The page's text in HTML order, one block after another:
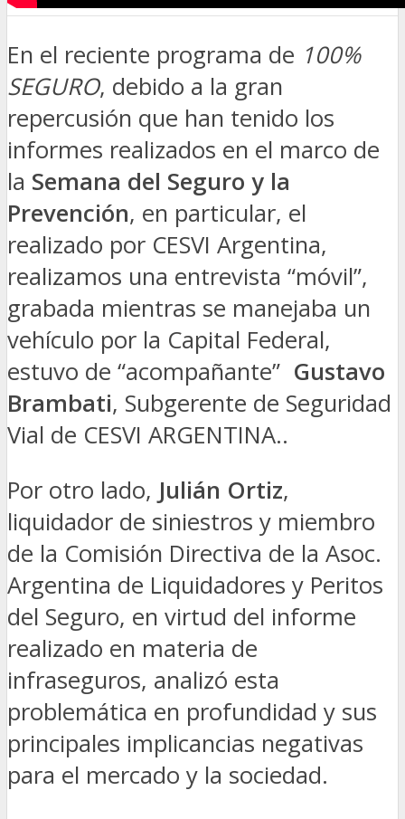
En el reciente programa de 100%
SEGURO, debido a la gran
repercusión que han tenido los
informes realizados en el marco de
la Semana del Seguro y la
Prevención, en particular, el
realizado por CESVI Argentina,
realizamos una entrevista “móvil”,
grabada mientras se manejaba un
vehículo por la Capital Federal,
estuvo de “acompañante” Gustavo
Brambati, Subgerente de Seguridad
Vial de CESVI ARGENTINA..
Por otro lado, Julián Ortiz,
liquidador de siniestros y miembro
de la Comisión Directiva de la Asoc.
Argentina de Liquidadores y Peritos
del Seguro, en virtud del informe
realizado en materia de
infraseguros, analizó esta
problemática en profundidad y sus
principales implicancias negativas
para el mercado y la sociedad.